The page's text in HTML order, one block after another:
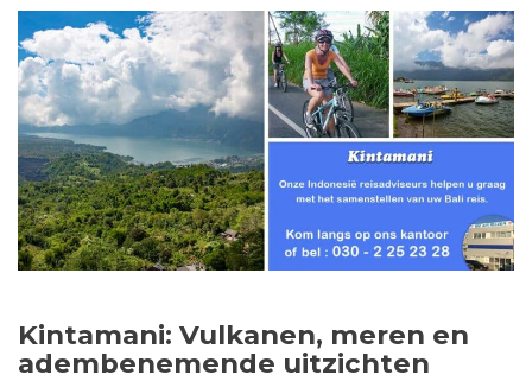
Kintamani: Vulkanen, meren en
adembenemende uitzichten